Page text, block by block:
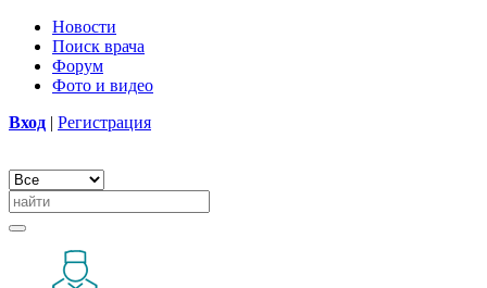
Новости
Поиск врача
Форум
Фото и видео
Вход | Регистрация